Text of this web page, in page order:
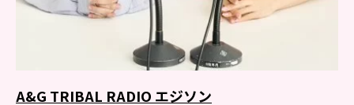
A&G TRIBAL RADIO エジソン